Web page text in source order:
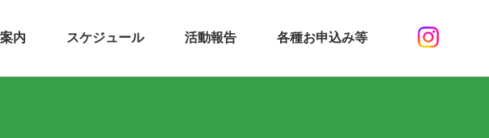
内 スケジュール 活動報告 各種お申込み等